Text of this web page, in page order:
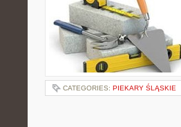
CATEGORIES: PIEKARY ŚLĄSKIE